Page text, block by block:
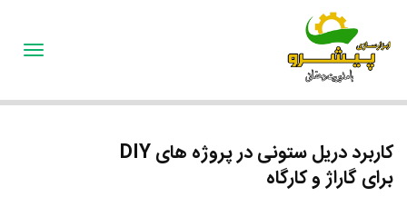
کاربرد دریل ستونی در پروژه های DIY
برای گاراژ و کارگاه